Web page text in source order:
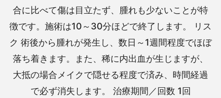
合に比べて傷は目立たず、腫れも少ないことが特
徴です。施術は10～30分ほどで終了します。 リス
ク 術後から腫れが発生し、数日～1週間程度でほぼ
落ち着きます。また、稀に内出血が生じますが、
大抵の場合メイクで隠せる程度で済み、時間経過
で必ず消失します。 治療期間／回数 1回